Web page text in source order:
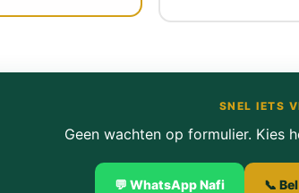
SNEL IETS
Geen wachten op formulier. Kies
💬 WhatsApp Nafi 📞